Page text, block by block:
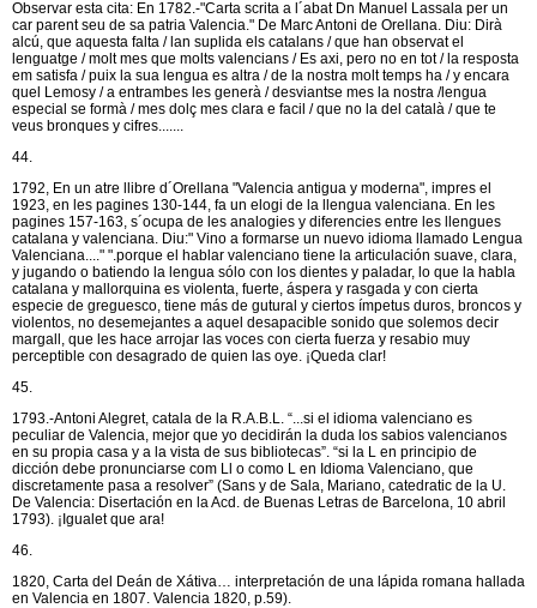
Observar esta cita: En 1782.-"Carta scrita a l´abat Dn Manuel Lassala per un
car parent seu de sa patria Valencia." De Marc Antoni de Orellana. Diu: Dirà
alcú, que aquesta falta / lan suplida els catalans / que han observat el
lenguatge / molt mes que molts valencians / Es axi, pero no en tot / la resposta
em satisfa / puix la sua lengua es altra / de la nostra molt temps ha / y encara
quel Lemosy / a entrambes les generà / desviantse mes la nostra /lengua
especial se formà / mes dolç mes clara e facil / que no la del català / que te
veus bronques y cifres.......
44.
1792, En un atre llibre d´Orellana "Valencia antigua y moderna", impres el
1923, en les pagines 130-144, fa un elogi de la llengua valenciana. En les
pagines 157-163, s´ocupa de les analogies y diferencies entre les llengues
catalana y valenciana. Diu:" Vino a formarse un nuevo idioma llamado Lengua
Valenciana...." ".porque el hablar valenciano tiene la articulación suave, clara,
y jugando o batiendo la lengua sólo con los dientes y paladar, lo que la habla
catalana y mallorquina es violenta, fuerte, áspera y rasgada y con cierta
especie de greguesco, tiene más de gutural y ciertos ímpetus duros, broncos y
violentos, no desemejantes a aquel desapacible sonido que solemos decir
margall, que les hace arrojar las voces con cierta fuerza y resabio muy
perceptible con desagrado de quien las oye. ¡Queda clar!
45.
1793.-Antoni Alegret, catala de la R.A.B.L. “...si el idioma valenciano es
peculiar de Valencia, mejor que yo decidirán la duda los sabios valencianos
en su propia casa y a la vista de sus bibliotecas”. “si la L en principio de
dicción debe pronunciarse com Ll o como L en Idioma Valenciano, que
discretamente pasa a resolver” (Sans y de Sala, Mariano, catedratic de la U.
De Valencia: Disertación en la Acd. de Buenas Letras de Barcelona, 10 abril
1793). ¡Igualet que ara!
46.
1820, Carta del Deán de Xátiva… interpretación de una lápida romana hallada
en Valencia en 1807. Valencia 1820, p.59).